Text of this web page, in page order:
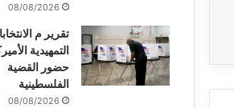
08/08/2026
تقرير م
التمهيدية
حضور القضية
الفلسطينية
08/08/2026